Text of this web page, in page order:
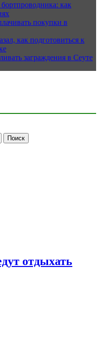
как
покупки в
как подготовиться к
заграждения в Сеуте
отдыхать